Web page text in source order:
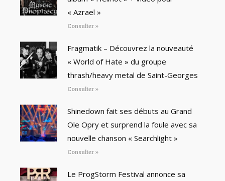
« Azrael »
Consulter »
Fragmatik – Découvrez la nouveauté
« World of Hate » du groupe
thrash/heavy metal de Saint-Georges
Consulter »
Shinedown fait ses débuts au Grand
Ole Opry et surprend la foule avec sa
nouvelle chanson « Searchlight »
Consulter »
Le ProgStorm Festival annonce sa